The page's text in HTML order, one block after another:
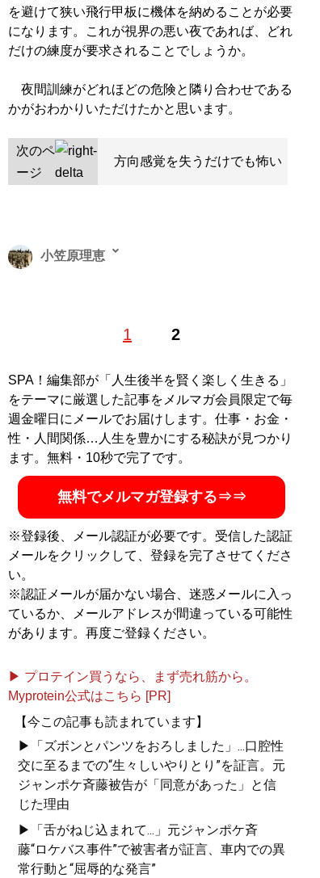
を避けて狭い飛行甲板に機体を納めることが必要
になります。これが視界の悪い夜であれば、どれ
だけの練度が要求されることでしょうか。
夜間訓練がどれほどの危険と隣り合わせである
かがおわかりいただけたかと思います。
次のペ
ージ
方向感覚を失うだけでも怖い
1 2
小笠原理恵
自衛隊員は基地のトイレットペーパーを
論』『WiLL』『夕刊フジ』等にも寄稿する。雅号・静
苑。@riekabot
『自衛隊員は基地のトイレットペーパーを「自
腹」で買う』
日本の安全保障を担う自衛隊員が、理不尽な環
記事一覧へ
SPA！編集部が「人生後半を賢く楽しく生きる」
をテーマに厳選した記事をメルマガ会員限定で毎
週金曜日にメールでお届けします。仕事・お金・
性・人間関係…人生を豊かにする秘訣が見つかり
ます。無料・10秒で完了です。
無料でメルマガ登録する⇒⇒
※登録後、メール認証が必要です。受信した認証
メールをクリックして、登録を完了させてくださ
い。
※認証メールが届かない場合、迷惑メールに入っ
ているか、メールアドレスが間違っている可能性
があります。再度ご登録ください。
▶ プロテイン買うなら、まず売れ筋から。
Myprotein公式はこちら [PR]
【今この記事も読まれています】
▶「ズボンとパンツをおろしました」...口腔性
交に至るまでの“生々しいやりとり”を証言。元
ジャンポケ斉藤被告が「同意があった」と信
じた理由
▶「舌がねじ込まれて...」元ジャンポケ斉
藤“ロケバス事件”で被害者が証言、車内での異
常行動と“屈辱的な発言”